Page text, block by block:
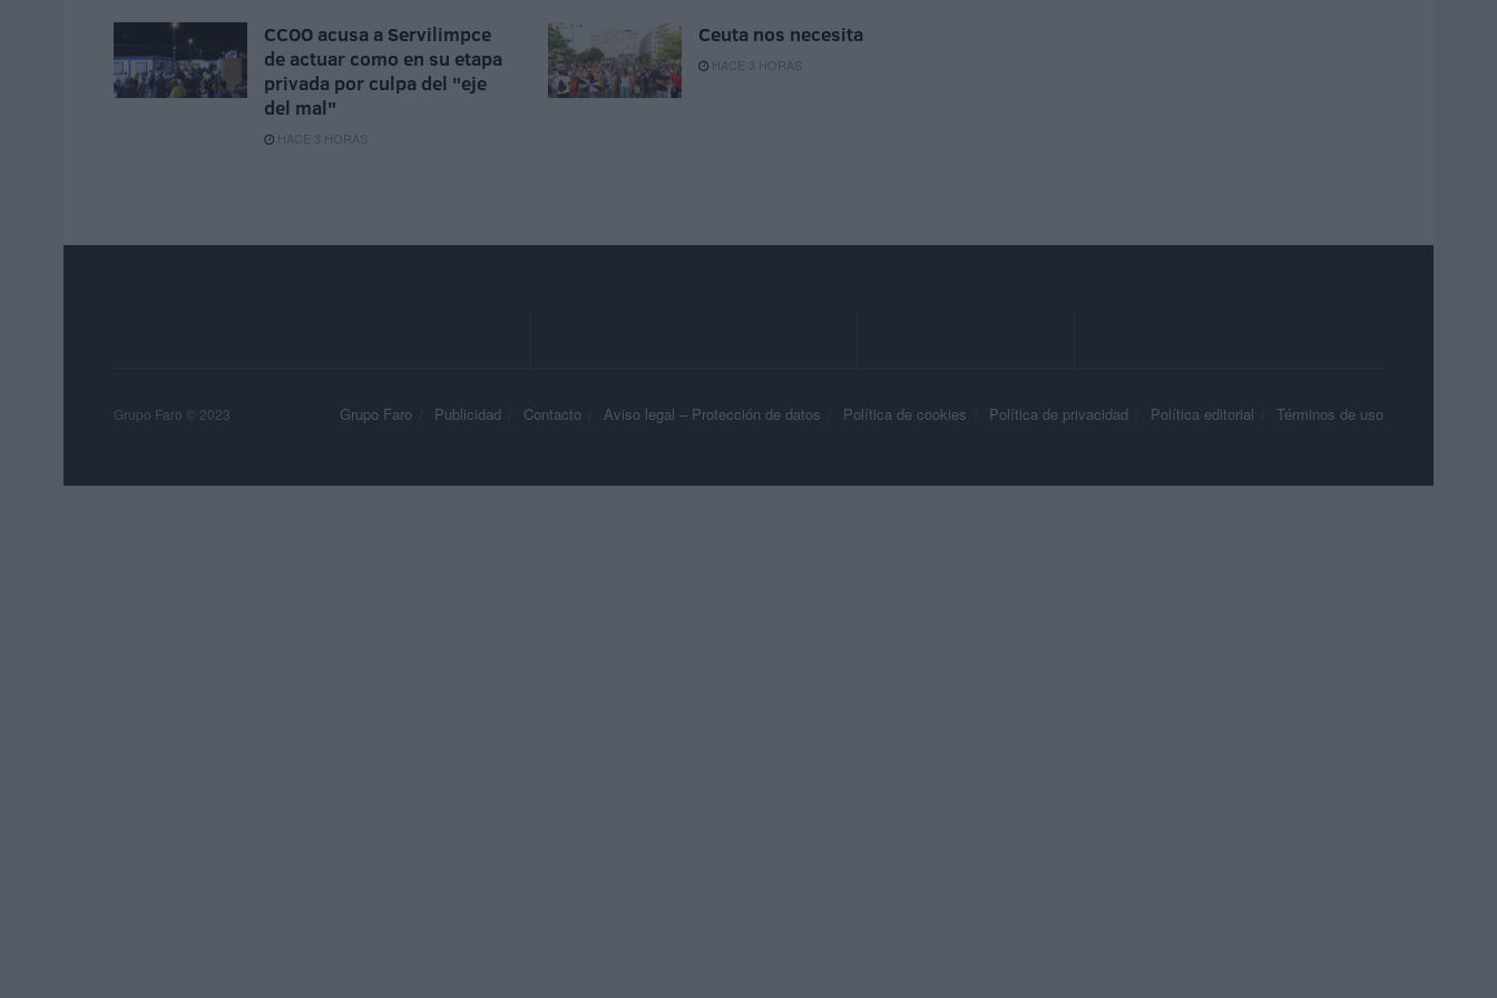
CCOO acusa a Servilimpce
de actuar como en su etapa
privada por culpa del "eje
del mal"
HACE 3 HORAS
Ceuta nos necesita
HACE 3 HORAS
Grupo Faro Publicidad Contacto Aviso legal – Protección de datos Política de cookies Política de privacidad Política editorial Términos de uso
Grupo Faro © 2023